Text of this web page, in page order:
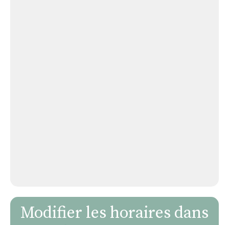
Modifier les horaires dans